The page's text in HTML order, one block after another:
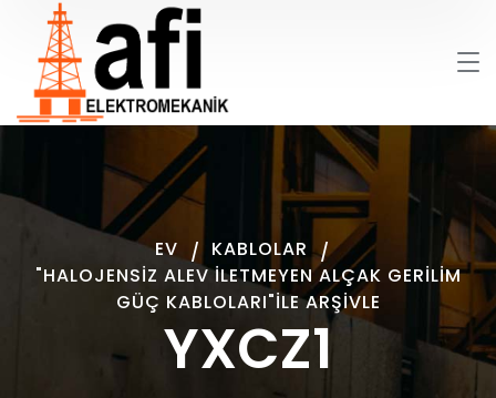
YXCZ1
EV
KABLOLAR
"HALOJENSIZ ALEV İLETMEYEN ALÇAK GERILIM
GÜÇ KABLOLARI"ILE ARŞIVLE